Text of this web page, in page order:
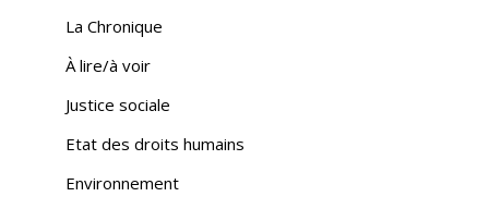
La Chronique
À lire/à voir
Justice sociale
Etat des droits humains
Environnement